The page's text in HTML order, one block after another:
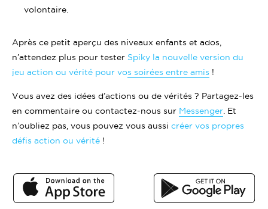
volontaire.
Après ce petit aperçu des niveaux enfants et ados,
n’attendez plus pour tester Spiky la nouvelle version du
jeu action ou vérité pour vos soirées entre amis !
Vous avez des idées d’actions ou de vérités ? Partagez-les
en commentaire ou contactez-nous sur Messenger . Et
n’oubliez pas, vous pouvez vous aussi créer vos propres
défis action ou vérité !